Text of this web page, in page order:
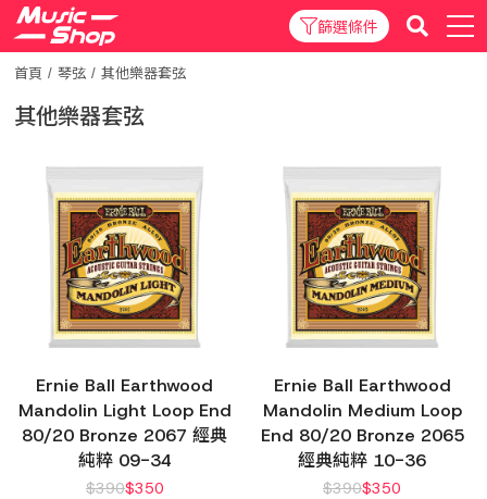
首頁 琴弦 其他樂器套弦
篩選條件
其他樂器套弦
Ernie Ball Earthwood
Mandolin Light Loop End
80/20 Bronze 2067 經典
純粹 09-34
$390$350
Ernie Ball Earthwood
Mandolin Medium Loop
End 80/20 Bronze 2065
經典純粹 10-36
$390$350